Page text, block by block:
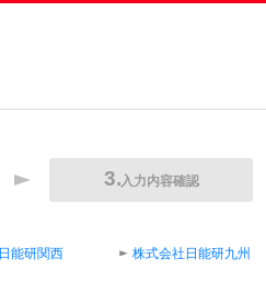
入力内容確認
能研関西 株式会社日能研九州